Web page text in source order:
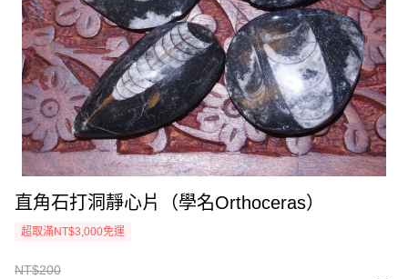
直角石打洞靜心片（學名Orthoceras）
超取滿NT$3,000免運
NT$200